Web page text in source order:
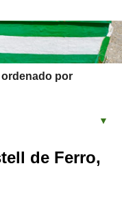
por
▼
de Ferro,